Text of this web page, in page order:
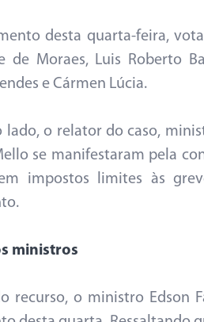
desta quarta-feira,
de Moraes, Luis Roberto
e Cármen Lúcia.
lado, o relator do caso,
se manifestaram pela
impostos limites às
ministros
recurso, o ministro Edson